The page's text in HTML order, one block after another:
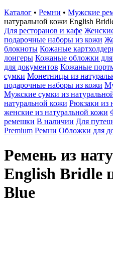
Каталог • Ремни • Мужские
натуральной кожи English
Для ресторанов и кафе
подарочные наборы из кожи
блокноты Кожаные
лонгеры Кожаные обложки для
для документов Кожаные
сумки Монетницы из
подарочные наборы из кожи
Мужские сумки из
натуральной кожи Рюкзаки из
женские из натуральной кожи
ремешки В наличии Для
Premium Ремни Обложки для
Ремень из
English Bridle
Blue